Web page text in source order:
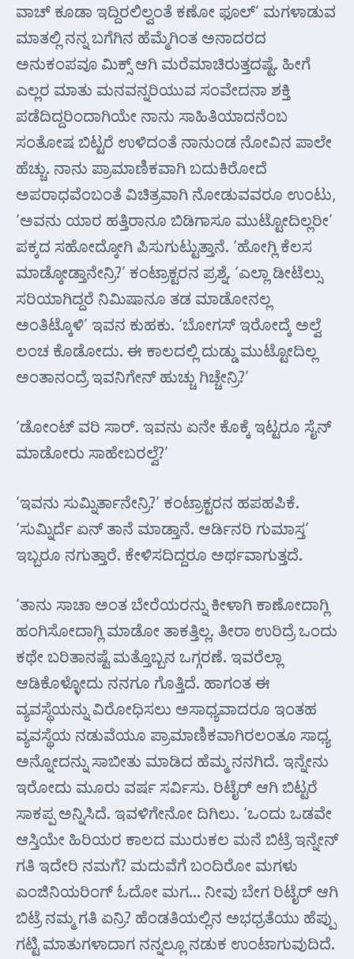
ವಾಚ್ ಕೂಡಾ ಇದ್ದಿರಲಿಲ್ವಂತೆ ಕಣೋ ಫೂಲ್’ ಮಗಳಾಡುವ
ಮಾತಲ್ಲಿ ನನ್ನ ಬಗೆಗಿನ ಹೆಮ್ಮೆಗಿಂತ ಅನಾದರದ
ಅನುಕಂಪವೂ ಮಿಕ್ಸ್ ಆಗಿ ಮರೆಮಾಚಿರುತ್ತದಷ್ಟೆ. ಹೀಗೆ
ಎಲ್ಲರ ಮಾತು ಮನವನ್ನರಿಯುವ ಸಂವೇದನಾ ಶಕ್ತಿ
ಪಡೆದಿದ್ದರಿಂದಾಗಿಯೇ ನಾನು ಸಾಹಿತಿಯಾದನೆಂಬ
ಸಂತೋಷ ಬಿಟ್ಟರೆ ಉಳಿದಂತೆ ನಾನುಂಡ ನೋವಿನ ಪಾಲೇ
ಹೆಚ್ಚು. ನಾನು ಪ್ರಾಮಾಣಿಕವಾಗಿ ಬದುಕಿರೋದೆ
ಅಪರಾಧವೆಂಬಂತೆ ವಿಚಿತ್ರವಾಗಿ ನೋಡುವವರೂ ಉಂಟು,
‘ಅವನು ಯಾರ ಹತ್ತಿರಾನೂ ಬಿಡಿಗಾಸೂ ಮುಟ್ಟೋದಿಲ್ಲರೀ’
ಪಕ್ಕದ ಸಹೋದ್ಕೋಗಿ ಪಿಸುಗುಟ್ಟುತ್ತಾನೆ. ‘ಹೋಗ್ಲಿ ಕೆಲಸ
ಮಾಡ್ಕೋಡ್ತಾನೇನ್ರಿ?’ ಕಂಟ್ರಾಕ್ಟರನ ಪ್ರಶ್ನೆ. ‘ಎಲ್ಲಾ ಡೀಟೆಲ್ಸು
ಸರಿಯಾಗಿದ್ದರೆ ನಿಮಿಷಾನೂ ತಡ ಮಾಡೋನಲ್ಲ
ಅಂತಿಟ್ಕೊಳಿ’ ಇವನ ಕುಹಕು. ‘ಬೋಗಸ್ ಇರೋದ್ಕೆ ಅಲ್ವೆ
ಲಂಚ ಕೊಡೋದು. ಈ ಕಾಲದಲ್ಲಿ ದುಡ್ಡು ಮುಟ್ಟೋದಿಲ್ಲ
ಅಂತಾನಂದ್ರೆ ಇವನಿಗೇನ್ ಹುಚ್ಚು ಗಿಚ್ಚೇನ್ರಿ?’
‘ಡೋಂಟ್ ವರಿ ಸಾರ್. ಇವನು ಏನೇ ಕೊಕ್ಕೆ ಇಟ್ಟರೂ ಸೈನ್
ಮಾಡೋರು ಸಾಹೇಬರಲ್ವೆ?’
‘ಇವನು ಸುಮ್ನಿರ್ತಾನೇನ್ರಿ?’ ಕಂಟ್ರಾಕ್ಟರನ ಹಪಹಪಿಕೆ.
‘ಸುಮ್ನಿರ್ದೆ ಏನ್ ತಾನೆ ಮಾಡ್ತಾನೆ. ಆರ್ಡಿನರಿ ಗುಮಾಸ್ತ’
ಇಬ್ಬರೂ ನಗುತ್ತಾರೆ. ಕೇಳಿಸದಿದ್ದರೂ ಅರ್ಥವಾಗುತ್ತದೆ.
‘ತಾನು ಸಾಚಾ ಅಂತ ಬೇರೆಯರನ್ನು ಕೀಳಾಗಿ ಕಾಣೋದಾಗ್ಲಿ
ಹಂಗಿಸೋದಾಗ್ಲಿ ಮಾಡೋ ತಾಕತ್ತಿಲ್ಲ. ತೀರಾ ಉರಿದ್ರೆ ಒಂದು
ಕಥೇ ಬರಿತಾನಷ್ಟೆ ಮತ್ತೊಬ್ಬನ ಒಗ್ಗರಣೆ. ಇವರೆಲ್ಲಾ
ಆಡಿಕೊಳ್ಳೋದು ನನಗೂ ಗೊತ್ತಿದೆ. ಹಾಗಂತ ಈ
ವ್ಯವಸ್ಥೆಯನ್ನು ವಿರೋಧಿಸಲು ಅಸಾಧ್ಯವಾದರೂ ಇಂತಹ
ವ್ಯವಸ್ಥೆಯ ನಡುವೆಯೂ ಪ್ರಾಮಾಣಿಕವಾಗಿರಲಂತೂ ಸಾಧ್ಯ
ಅನ್ನೋದನ್ನು ಸಾಬೀತು ಮಾಡಿದ ಹೆಮ್ಮ ನನಗಿದೆ. ಇನ್ನೇನು
ಇರೋದು ಮೂರು ವರ್ಷ ಸರ್ವಿಸು. ರಿಟೈರ್ ಆಗಿ ಬಿಟ್ಟರೆ
ಸಾಕಪ್ಪ ಅನ್ನಿಸಿದೆ. ಇವಳಿಗೇನೋ ದಿಗಿಲು. ‘ಒಂದು ಒಡವೇ
ಆಸ್ತಿಯೇ ಹಿರಿಯರ ಕಾಲದ ಮುರುಕಲ ಮನೆ ಬಿಟ್ರೆ ಇನ್ನೇನ್
ಗತಿ ಇದೇರಿ ನಮಗೆ? ಮದುವೆಗೆ ಬಂದಿರೋ ಮಗಳು
ಎಂಜಿನಿಯರಿಂಗ್ ಓದೋ ಮಗ… ನೀವು ಬೇಗ ರಿಟೈರ್ ಆಗಿ
ಬಿಟ್ರೆ ನಮ್ಮ ಗತಿ ಏನ್ರಿ? ಹೆಂಡತಿಯಲ್ಲಿನ ಅಭಧ್ರತೆಯು ಹೆಪ್ಪು
ಗಟ್ಟಿ ಮಾತುಗಳಾದಾಗ ನನ್ನಲ್ಲೂ ನಡುಕ ಉಂಟಾಗುವುದಿದೆ.